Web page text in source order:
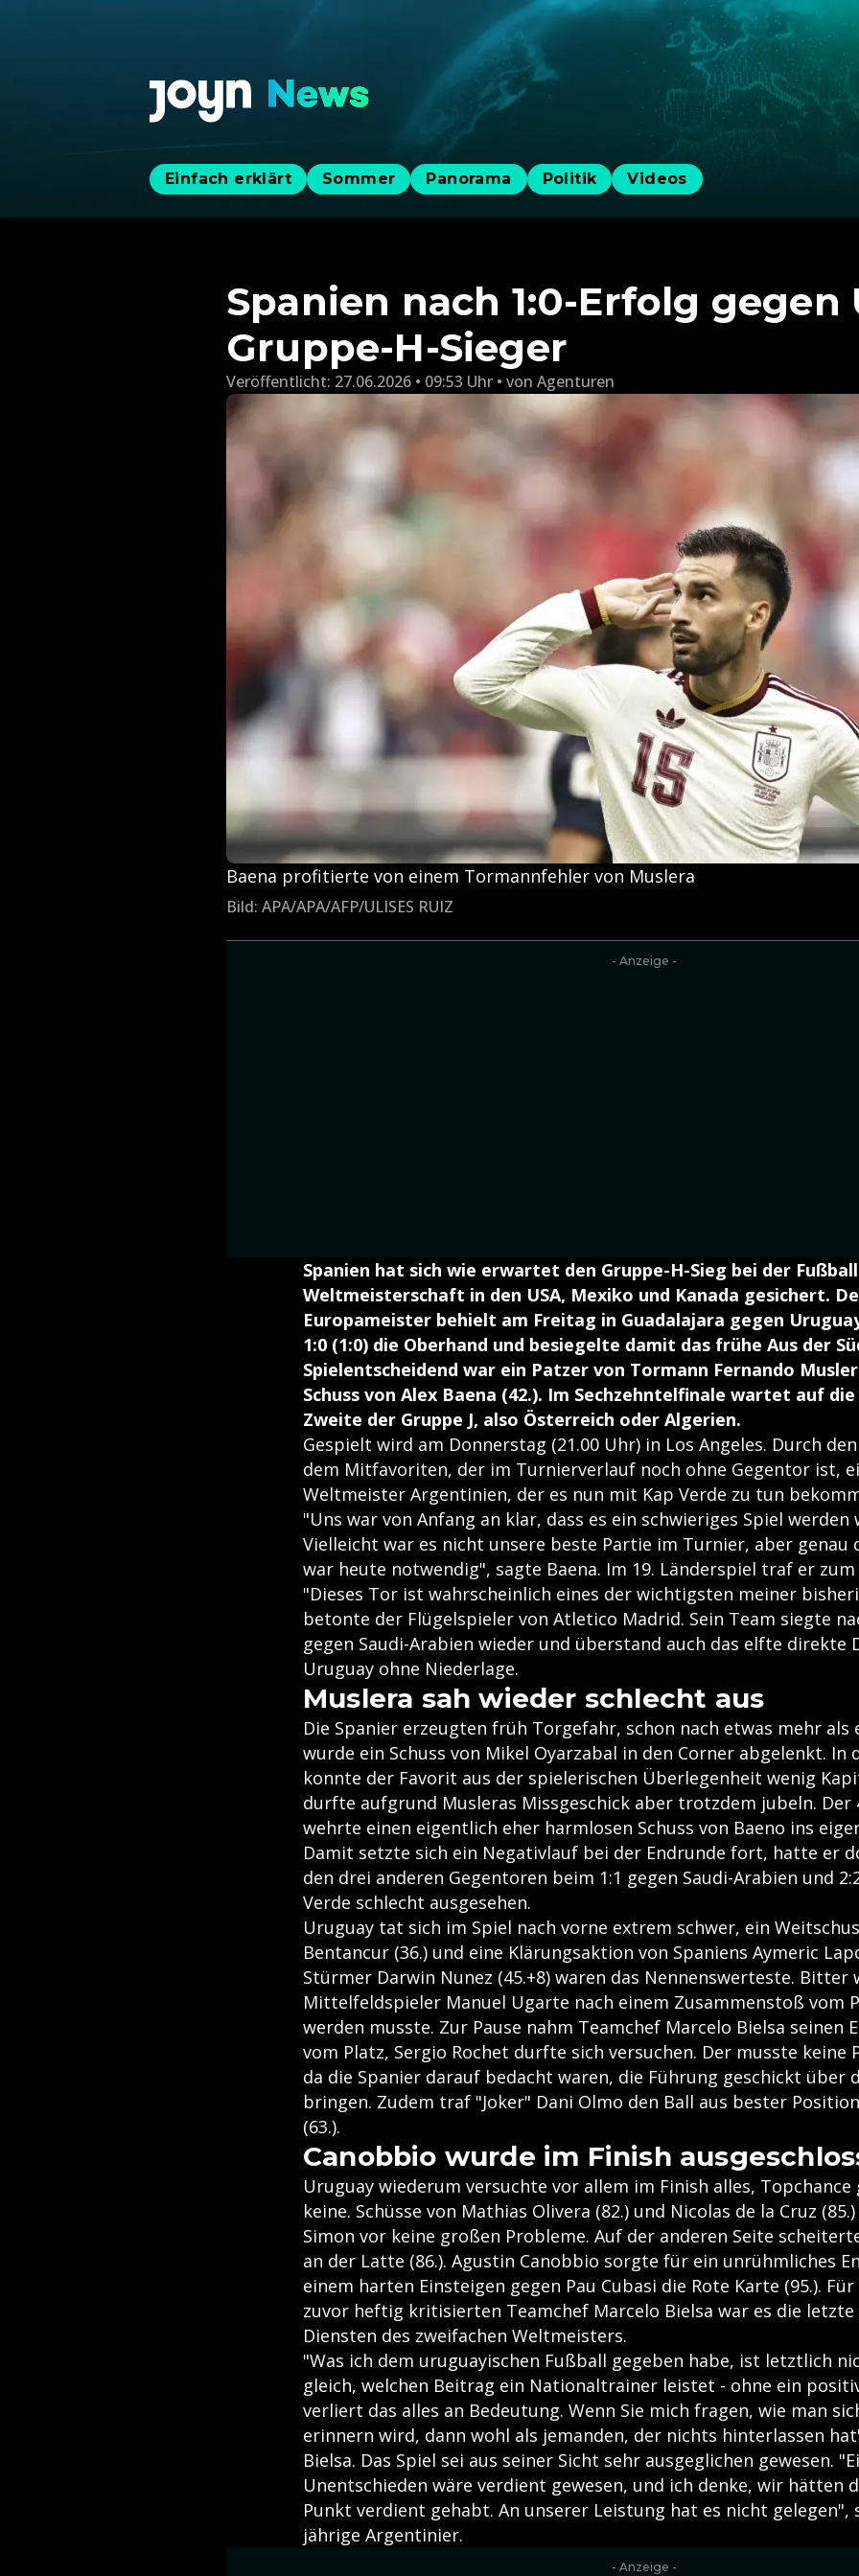
Einfach erklärt Sommer Panorama Politik Videos
Spanien nach 1:0-Erfolg gegen
Gruppe-H-Sieger
Veröffentlicht: 27.06.2026 • 09:53 Uhr von Agenturen
Baena profitierte von einem Tormannfehler von Muslera
Bild: APA/APA/AFP/ULISES RUIZ
- Anzeige -
Spanien hat sich wie erwartet den Gruppe-H-Sieg bei der
Weltmeisterschaft in den USA, Mexiko und Kanada gesichert.
Europameister behielt am Freitag in Guadalajara gegen
1:0 (1:0) die Oberhand und besiegelte damit das frühe Aus der
Spielentscheidend war ein Patzer von Tormann Fernando
Schuss von Alex Baena (42.). Im Sechzehntelfinale wartet auf
Zweite der Gruppe J, also Österreich oder Algerien.
Gespielt wird am Donnerstag (21.00 Uhr) in Los Angeles. Durch
dem Mitfavoriten, der im Turnierverlauf noch ohne Gegentor ist,
Weltmeister Argentinien, der es nun mit Kap Verde zu tun
"Uns war von Anfang an klar, dass es ein schwieriges Spiel werden
Vielleicht war es nicht unsere beste Partie im Turnier, aber genau
war heute notwendig", sagte Baena. Im 19. Länderspiel traf er
"Dieses Tor ist wahrscheinlich eines der wichtigsten meiner
betonte der Flügelspieler von Atletico Madrid. Sein Team siegte
gegen Saudi-Arabien wieder und überstand auch das elfte direkte
Uruguay ohne Niederlage.
Muslera sah wieder schlecht aus
Die Spanier erzeugten früh Torgefahr, schon nach etwas mehr als
wurde ein Schuss von Mikel Oyarzabal in den Corner abgelenkt. In
konnte der Favorit aus der spielerischen Überlegenheit wenig
durfte aufgrund Musleras Missgeschick aber trotzdem jubeln. Der
wehrte einen eigentlich eher harmlosen Schuss von Baeno ins
Damit setzte sich ein Negativlauf bei der Endrunde fort, hatte er
den drei anderen Gegentoren beim 1:1 gegen Saudi-Arabien und
Verde schlecht ausgesehen.
Uruguay tat sich im Spiel nach vorne extrem schwer, ein
Bentancur (36.) und eine Klärungsaktion von Spaniens Aymeric
Stürmer Darwin Nunez (45.+8) waren das Nennenswerteste. Bitter
Mittelfeldspieler Manuel Ugarte nach einem Zusammenstoß vom
werden musste. Zur Pause nahm Teamchef Marcelo Bielsa seinen
vom Platz, Sergio Rochet durfte sich versuchen. Der musste keine
da die Spanier darauf bedacht waren, die Führung geschickt über
bringen. Zudem traf "Joker" Dani Olmo den Ball aus bester
(63.).
Canobbio wurde im Finish
Uruguay wiederum versuchte vor allem im Finish alles, Topchance
keine. Schüsse von Mathias Olivera (82.) und Nicolas de la Cruz
Simon vor keine großen Probleme. Auf der anderen Seite
an der Latte (86.). Agustin Canobbio sorgte für ein unrühmliches
einem harten Einsteigen gegen Pau Cubasi die Rote Karte (95.).
zuvor heftig kritisierten Teamchef Marcelo Bielsa war es die
Diensten des zweifachen Weltmeisters.
"Was ich dem uruguayischen Fußball gegeben habe, ist letztlich
gleich, welchen Beitrag ein Nationaltrainer leistet - ohne ein
verliert das alles an Bedeutung. Wenn Sie mich fragen, wie man
erinnern wird, dann wohl als jemanden, der nichts hinterlassen
Bielsa. Das Spiel sei aus seiner Sicht sehr ausgeglichen gewesen.
Unentschieden wäre verdient gewesen, und ich denke, wir hätten
Punkt verdient gehabt. An unserer Leistung hat es nicht gelegen",
jährige Argentinier.
- Anzeige -